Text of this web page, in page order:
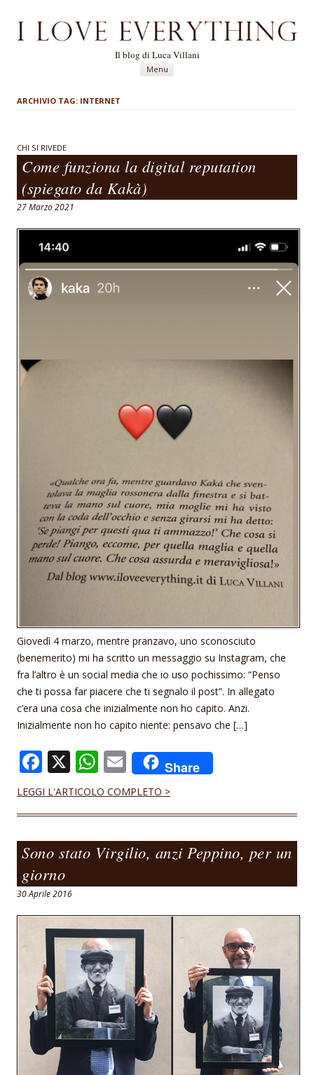
Il blog di Luca Villani
Menu
ARCHIVIO TAG: INTERNET
CHI SI RIVEDE
Come funziona la digital reputation
(spiegato da Kakà)
27 Marzo 2021
Giovedì 4 marzo, mentre pranzavo, uno sconosciuto
(benemerito) mi ha scritto un messaggio su Instagram, che
fra l’altro è un social media che io uso pochissimo: “Penso
che ti possa far piacere che ti segnalo il post”. In allegato
c’era una cosa che inizialmente non ho capito. Anzi.
Inizialmente non ho capito niente: pensavo che […]
F
ac
e
o
o
k
X W
h
at
A
p
E
m
ai
Share
LEGGI L'ARTICOLO COMPLETO >
Sono stato Virgilio, anzi Peppino, per un
giorno
30 Aprile 2016